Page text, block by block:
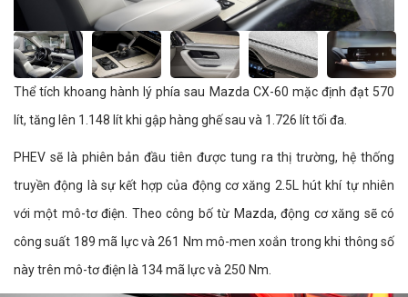
Thể tích khoang hành lý phía sau Mazda CX-60 mặc định đạt 570
lít, tăng lên 1.148 lít khi gập hàng ghế sau và 1.726 lít tối đa.
PHEV sẽ là phiên bản đầu tiên được tung ra thị trường, hệ thống
truyền động là sự kết hợp của động cơ xăng 2.5L hút khí tự nhiên
với một mô-tơ điện. Theo công bố từ Mazda, động cơ xăng sẽ có
công suất 189 mã lực và 261 Nm mô-men xoắn trong khi thông số
này trên mô-tơ điện là 134 mã lực và 250 Nm.